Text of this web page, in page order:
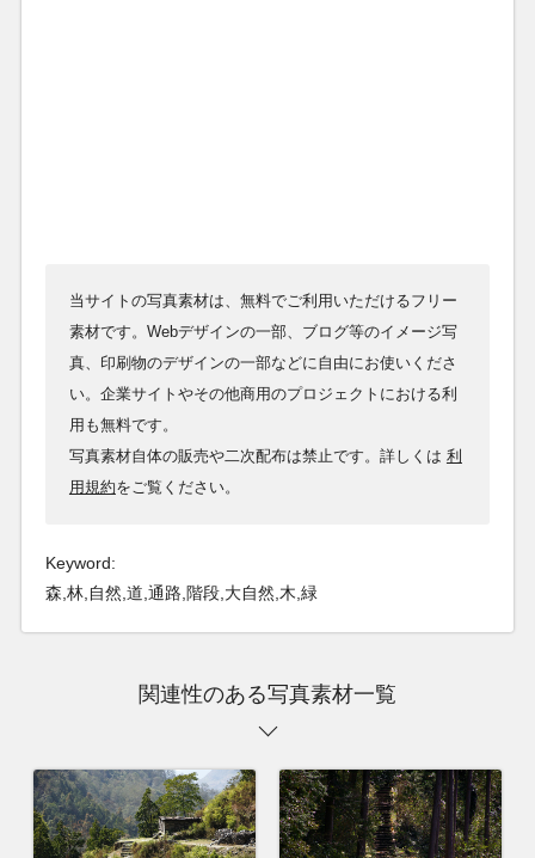
当サイトの写真素材は、無料でご利用いただけるフリー
素材です。Webデザインの一部、ブログ等のイメージ写
真、印刷物のデザインの一部などに自由にお使いくださ
い。企業サイトやその他商用のプロジェクトにおける利
用も無料です。
写真素材自体の販売や二次配布は禁止です。詳しくは 利
用規約をご覧ください。
Keyword:
森,林,自然,道,通路,階段,大自然,木,緑
関連性のある写真素材一覧